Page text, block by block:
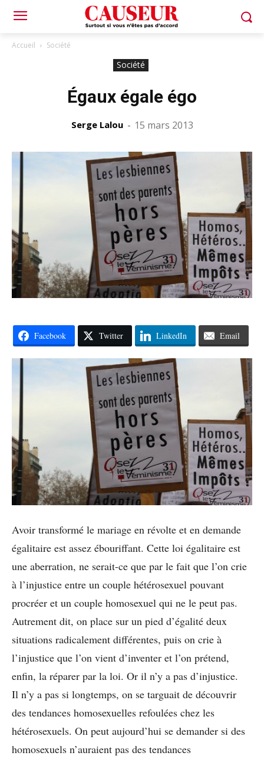
Accueil Société
Société
Égaux égale égo
Serge Lalou - 15 mars 2013
Facebook Twitter LinkedIn Email
Avoir transformé le mariage en révolte et en demande
égalitaire est assez ébouriffant. Cette loi égalitaire est
une aberration, ne serait-ce que par le fait que l’on crie
à l’injustice entre un couple hétérosexuel pouvant
procréer et un couple homosexuel qui ne le peut pas.
Autrement dit, on place sur un pied d’égalité deux
situations radicalement différentes, puis on crie à
l’injustice que l’on vient d’inventer et l’on prétend,
enfin, la réparer par la loi. Or il n’y a pas d’injustice.
Il n’y a pas si longtemps, on se targuait de découvrir
des tendances homosexuelles refoulées chez les
hétérosexuels. On peut aujourd’hui se demander si des
homosexuels n’auraient pas des tendances